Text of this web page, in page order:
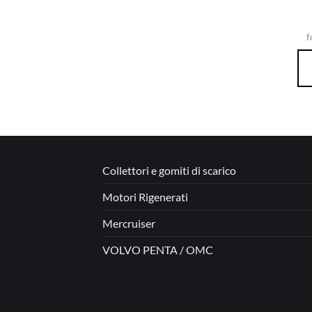
Collettori e gomiti di scarico
Motori Rigenerati
Mercruiser
VOLVO PENTA / OMC